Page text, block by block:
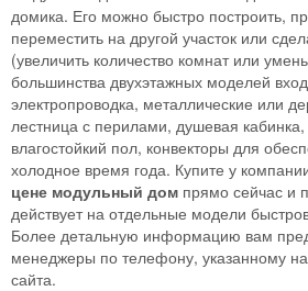
домика. Его можно быстро построить,
переместить на другой участок или
(увеличить количество комнат или
большинства двухэтажных моделей
электропроводка, металлические или
лестница с перилами, душевая кабинка,
влагостойкий пол, конвекторы для
холодное время года. Купите у
цене модульный дом прямо сейчас и
действует на отдельные модели
Более детальную информацию вам
менеджеры по телефону, указанному
сайта.